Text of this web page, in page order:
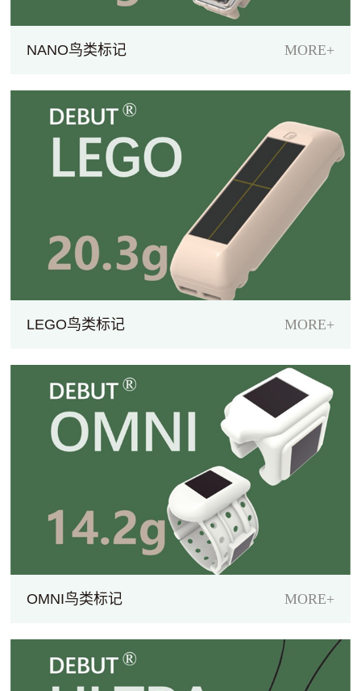
NANO鸟类标记 MORE+
LEGO鸟类标记 MORE+
OMNI鸟类标记 MORE+